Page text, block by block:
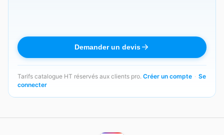
Demander un devis
Tarifs catalogue HT réservés aux clients pro. Créer un compte · Se
connecter